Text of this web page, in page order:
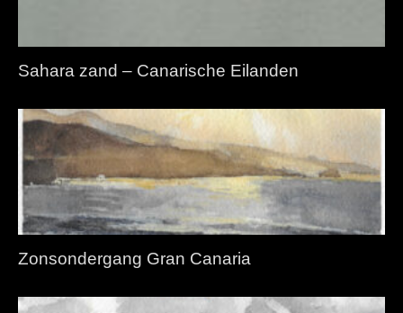
Sahara zand – Canarische Eilanden
Zonsondergang Gran Canaria